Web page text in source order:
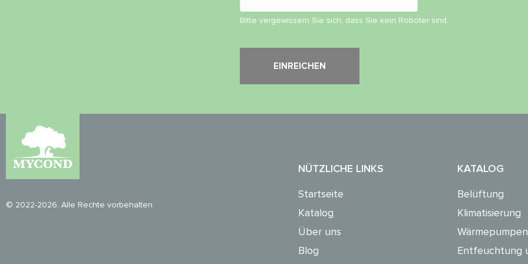
Bitte vergewissern Sie sich, dass Sie kein Roboter sind.
© 2022-2026. Alle Rechte vorbehalten
NÜTZLICHE LINKS
Startseite
Katalog
Über uns
Blog
KATALOG
Belüftung
Klimatisierung
Wärmepumpen
Entfeuchtung